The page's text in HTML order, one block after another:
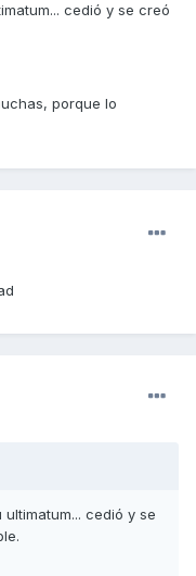
cedió y se creó
porque lo
cedió y se